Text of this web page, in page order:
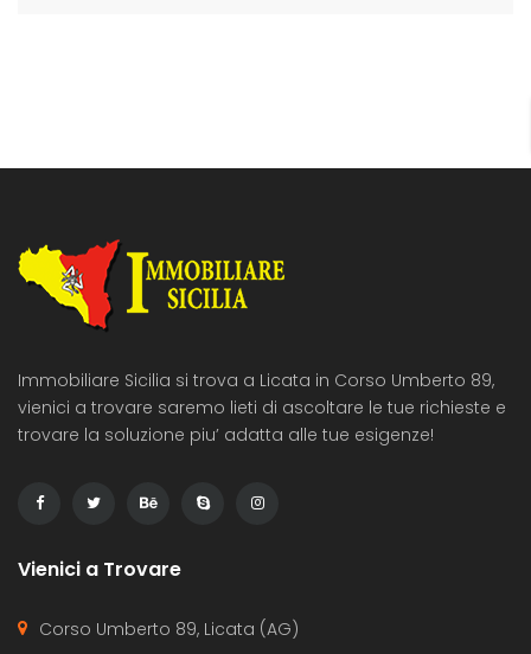
Immobiliare Sicilia si trova a Licata in Corso Umberto 89,
vienici a trovare saremo lieti di ascoltare le tue richieste e
trovare la soluzione piu’ adatta alle tue esigenze!
Vienici a Trovare
Corso Umberto 89, Licata (AG)